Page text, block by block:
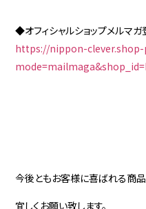
◆オフィシャルショップメルマガ
https://nippon-clever.shop-
今後ともお客様に喜ばれる商品
宜しくお願い致します。